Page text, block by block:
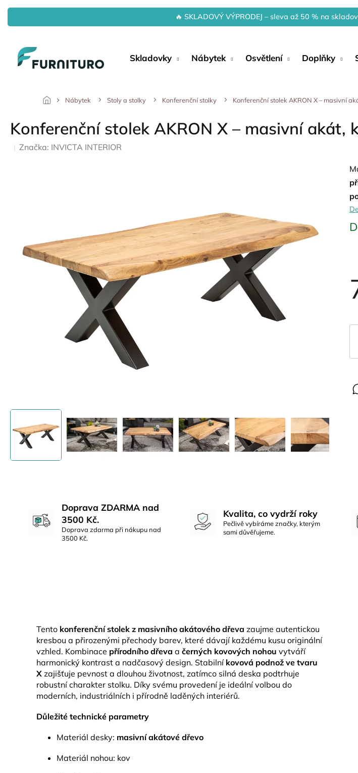
Přejít
obsah
🔥 SKLADOVÝ VÝPRODEJ – sleva až 50 % na
Skladovky Nábytek Osvětlení Doplňky
Nábytek Stoly a stolky Konferenční stolky Konferenční stolek AKRON X – masivní
Konferenční stolek AKRON X – masivní akát,
Značka: INVICTA INTERIOR
Doprava ZDARMA nad
3500 Kč.
Doprava zdarma při nákupu nad
3500 Kč.
Kvalita, co vydrží roky
Pečlivě vybíráme značky, kterým
sami důvěřujeme.
Tento konferenční stolek z masivního akátového dřeva zaujme autentickou
kresbou a přirozenými přechody barev, které dávají každému kusu originální
vzhled. Kombinace přírodního dřeva a černých kovových nohou vytváří
harmonický kontrast a nadčasový design. Stabilní kovová podnož ve tvaru
X zajišťuje pevnost a dlouhou životnost, zatímco silná deska podtrhuje
robustní charakter stolku. Díky svému provedení je ideální volbou do
moderních, industriálních i přírodně laděných interiérů.
Důležité technické parametry
Materiál desky: masivní akátové dřevo
Materiál nohou: kov